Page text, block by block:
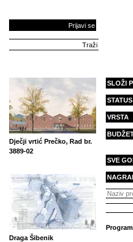
Prijavi se
Dječji vrtić Prečko, Rad br.
3889-02
Draga Šibenik
SLOŽI
STATUS
VRSTA
SVE